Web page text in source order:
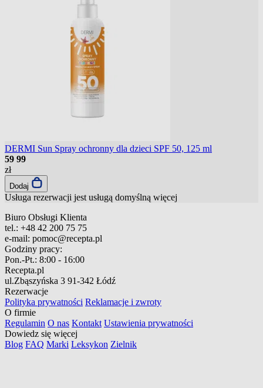
DERMI Sun Spray ochronny dla dzieci SPF 50, 125 ml
59 99
zł
Dodaj
Usługa rezerwacji jest usługą domyślną więcej
Biuro Obsługi Klienta
tel.: +48 42 200 75 75
e-mail: pomoc@recepta.pl
Godziny pracy:
Pon.-Pt.: 8:00 - 16:00
Recepta.pl
ul.Zbąszyńska 3 91-342 Łódź
Rezerwacje
Polityka prywatności Reklamacje i zwroty
O firmie
Regulamin O nas Kontakt Ustawienia prywatności
Dowiedz się więcej
Blog FAQ Marki Leksykon Zielnik